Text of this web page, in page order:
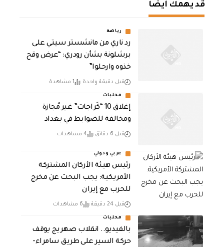
قد يهمك أيضا
رياضة
رد ناري من مانشستر سيتي على
برشلونة بشأن رودري: “عرض وقح
خذوه وارحلوا”
قبل دقيقة واحدة 1 مشاهدة
محليات
إغلاق 10 “كَراجات” غير مُجازة
ومخالفة للضوابط في بغداد
قبل 6 دقائق 4 مشاهدات
عربي ودولي
رئيس هيئة الأركان المشتركة
الأمريكية: يجب البحث عن مخرج
للحرب مع إيران
قبل 24 دقيقة 6 مشاهدات
محليات
بالفيديو.. انقلاب صهريج يوقف
حركة السير على طريق سامراء-